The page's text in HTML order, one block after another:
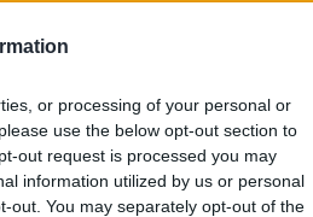
or processing of your personal or
use the below opt-out section to
out request is processed you may
information utilized by us or personal
out. You may separately opt-out of the